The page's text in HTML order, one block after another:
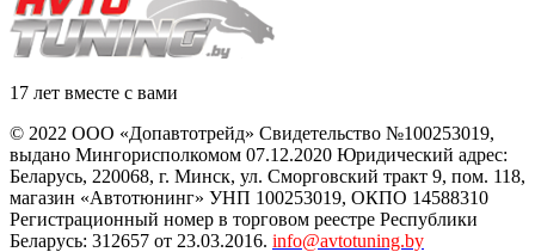
17 лет вместе с вами
© 2022 ООО «Допавтотрейд» Свидетельство №100253019,
выдано Мингорисполкомом 07.12.2020 Юридический адрес:
Беларусь, 220068, г. Минск, ул. Сморговский тракт 9, пом. 118,
магазин «Автотюнинг» УНП 100253019, ОКПО 14588310
Регистрационный номер в торговом реестре Республики
Беларусь: 312657 от 23.03.2016. info@avtotuning.by